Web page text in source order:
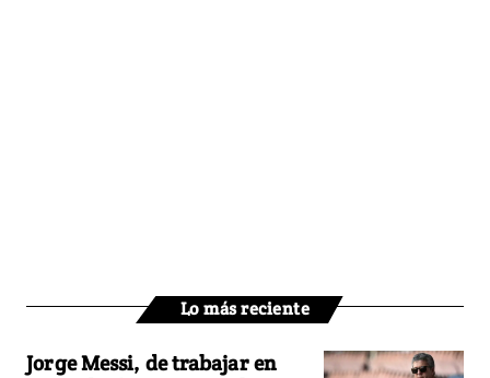
Lo más reciente
Jorge Messi, de trabajar en